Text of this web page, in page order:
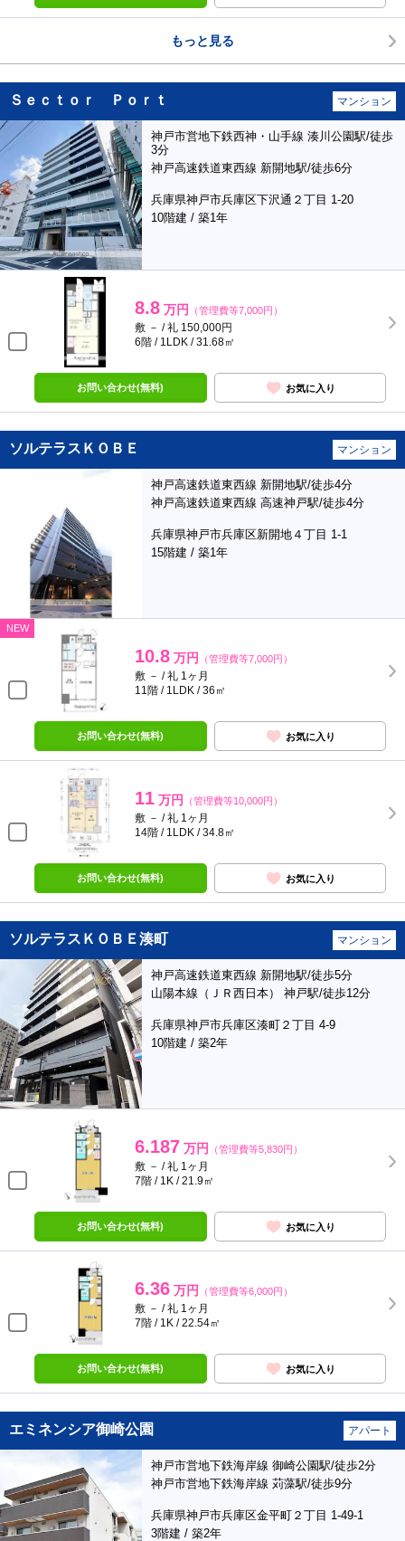
もっと見る
Ｓｅｃｔｏｒ Ｐｏｒｔ マンション
神戸市営地下鉄西神・山手線 湊川公園駅/徒歩
3分
神戸高速鉄道東西線 新開地駅/徒歩6分
兵庫県神戸市兵庫区下沢通２丁目 1-20
10階建 / 築1年
8.8 万円 （管理費等7,000円）
敷 － / 礼 150,000円
6階 / 1LDK / 31.68㎡
お問い合わせ(無料) お気に入り
ソルテラスＫＯＢＥ マンション
神戸高速鉄道東西線 新開地駅/徒歩4分
神戸高速鉄道東西線 高速神戸駅/徒歩4分
兵庫県神戸市兵庫区新開地４丁目 1-1
15階建 / 築1年
NEW
10.8 万円 （管理費等7,000円）
敷 － / 礼 1ヶ月
11階 / 1LDK / 36㎡
お問い合わせ(無料) お気に入り
11 万円 （管理費等10,000円）
敷 － / 礼 1ヶ月
14階 / 1LDK / 34.8㎡
お問い合わせ(無料) お気に入り
ソルテラスＫＯＢＥ湊町 マンション
神戸高速鉄道東西線 新開地駅/徒歩5分
山陽本線（ＪＲ西日本） 神戸駅/徒歩12分
兵庫県神戸市兵庫区湊町２丁目 4-9
10階建 / 築2年
6.187 万円 （管理費等5,830円）
敷 － / 礼 1ヶ月
7階 / 1K / 21.9㎡
お問い合わせ(無料) お気に入り
6.36 万円 （管理費等6,000円）
敷 － / 礼 1ヶ月
7階 / 1K / 22.54㎡
お問い合わせ(無料) お気に入り
エミネンシア御崎公園 アパート
神戸市営地下鉄海岸線 御崎公園駅/徒歩2分
神戸市営地下鉄海岸線 苅藻駅/徒歩9分
兵庫県神戸市兵庫区金平町２丁目 1-49-1
3階建 / 築2年